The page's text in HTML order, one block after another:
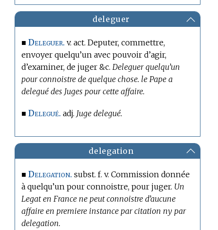
deleguer
■Deleguer. v. act. Deputer, commettre,
envoyer quelqu’un avec pouvoir d’agir,
d’examiner, de juger &c.Deleguer quelqu’un
pour connoistre de quelque chose. le Pape a
delegué des Juges pour cette affaire.
■Delegué. adj. Juge delegué.
delegation
■Delegation. subst. f. v. Commission donnée
à quelqu’un pour connoistre, pour juger. Un
Legat en France ne peut connoistre d’aucune
affaire en premiere instance par citation ny par
delegation.